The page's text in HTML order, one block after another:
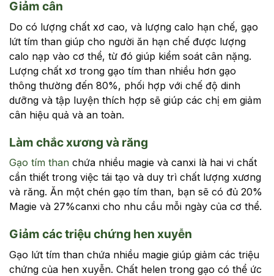
Giảm cân
Do có lượng chất xơ cao, và lượng calo hạn chế, gạo
lứt tím than giúp cho người ăn hạn chế được lượng
calo nạp vào cơ thể, từ đó giúp kiểm soát cân nặng.
Lượng chất xơ trong gạo tím than nhiều hơn gạo
thông thường đến 80%, phối hợp với chế độ dinh
dưỡng và tập luyện thích hợp sẽ giúp các chị em giảm
cân hiệu quả và an toàn.
Làm chắc xương và răng
Gạo tím than chứa nhiều magie và canxi là hai vi chất
cần thiết trong việc tái tạo và duy trì chất lượng xương
và răng. Ăn một chén gạo tím than, bạn sẽ có đủ 20%
Magie và 27%canxi cho nhu cầu mỗi ngày của cơ thể.
Giảm các triệu chứng hen xuyễn
Gạo lứt tím than chứa nhiều magie giúp giảm các triệu
chứng của hen xuyễn. Chất helen trong gạo có thể ức